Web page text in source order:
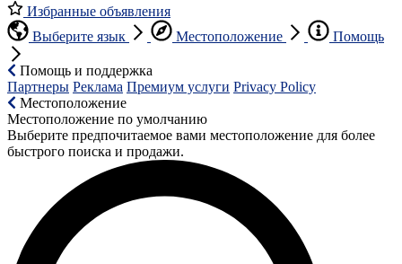
Избранные объявления
Выберите язык
Местоположение Помощь
Помощь и поддержка
Партнеры Реклама Премиум услуги Privacy Policy
Местоположение
Местоположение по умолчанию
Выберите предпочитаемое вами местоположение для более
быстрого поиска и продажи.